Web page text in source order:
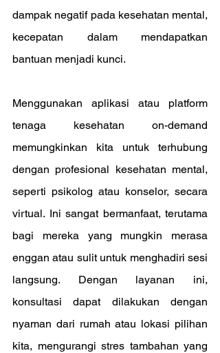
dampak negatif pada kesehatan mental,
kecepatan dalam mendapatkan
bantuan menjadi kunci.
Menggunakan aplikasi atau platform
tenaga kesehatan on-demand
memungkinkan kita untuk terhubung
dengan profesional kesehatan mental,
seperti psikolog atau konselor, secara
virtual. Ini sangat bermanfaat, terutama
bagi mereka yang mungkin merasa
enggan atau sulit untuk menghadiri sesi
langsung. Dengan layanan ini,
konsultasi dapat dilakukan dengan
nyaman dari rumah atau lokasi pilihan
kita, mengurangi stres tambahan yang